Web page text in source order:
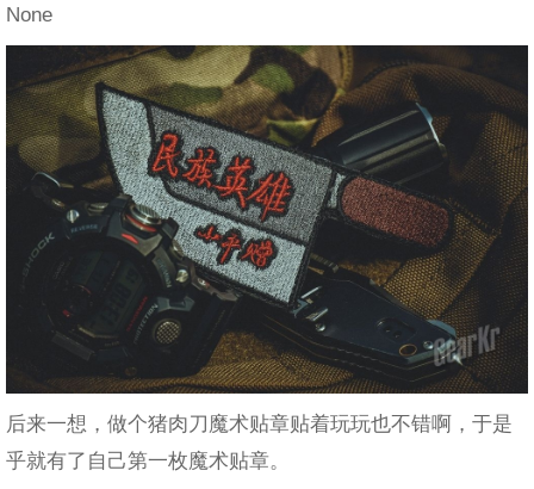
None
后来一想，做个猪肉刀魔术贴章贴着玩玩也不错啊，于是
乎就有了自己第一枚魔术贴章。